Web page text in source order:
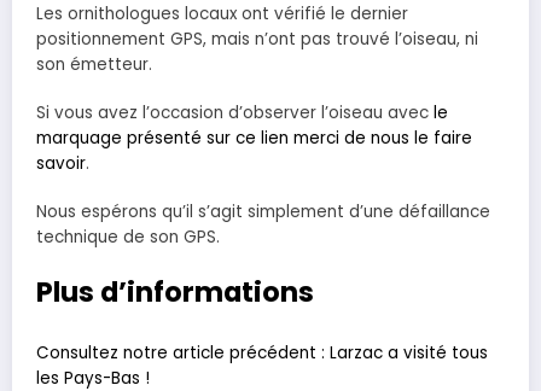
Les ornithologues locaux ont vérifié le dernier
positionnement GPS, mais n’ont pas trouvé l’oiseau, ni
son émetteur.
Si vous avez l’occasion d’observer l’oiseau avec le
marquage présenté sur ce lien merci de nous le faire
savoir.
Nous espérons qu’il s’agit simplement d’une défaillance
technique de son GPS.
Plus d’informations
Consultez notre article précédent : Larzac a visité tous
les Pays-Bas !